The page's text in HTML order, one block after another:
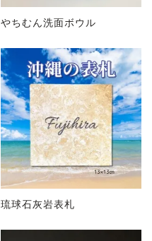
やちむん洗面ボウル
琉球石灰岩表札